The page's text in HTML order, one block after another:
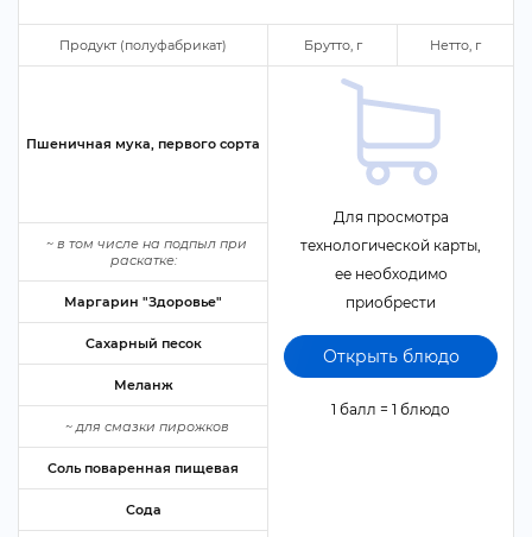
Продукт (полуфабрикат) Брутто, Нетто,
Пшеничная мука, первого сорта
Для просмотра
технологической карты,
ее необходимо
приобрести
Открыть блюдо
1 балл = 1 блюдо
~ том числе на подпыл при
раскатке:
Маргарин "Здоровье"
Сахарный песок
Меланж
~для смазки пирожко
Соль поваренная пищевая
Сода